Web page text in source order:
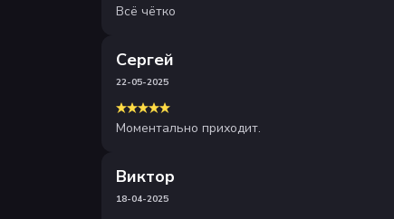
Всё чётко
Сергей
22-05-2025
Моментально приходит.
Виктор
18-04-2025